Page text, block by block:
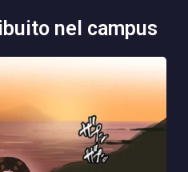
nel campus